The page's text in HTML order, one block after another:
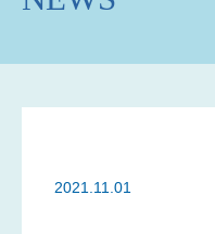
2021.11.01